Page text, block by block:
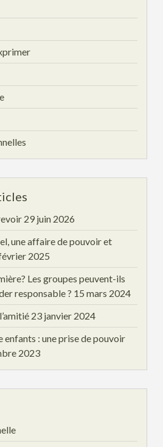
29 juin 2026
une affaire de pouvoir et
2025
Les groupes peuvent-ils
responsable ? 15 mars 2024
23 janvier 2024
enfants : une prise de pouvoir
2023